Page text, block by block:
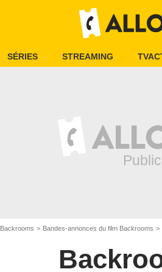
SÉRIES STREAMING
Backrooms Bandes-annonces du film Backrooms